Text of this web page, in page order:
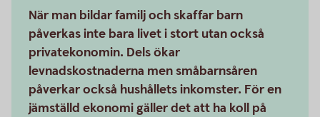
När man bildar familj och skaffar barn
påverkas inte bara livet i stort utan också
privatekonomin. Dels ökar
levnadskostnaderna men småbarnsåren
påverkar också hushållets inkomster. För en
jämställd ekonomi gäller det att ha koll på